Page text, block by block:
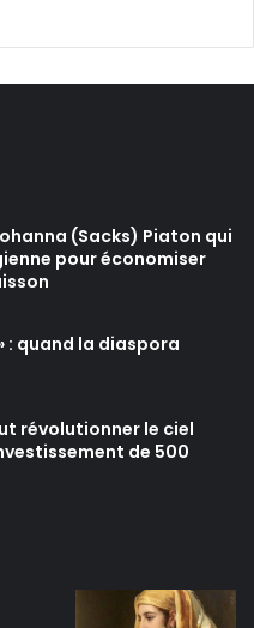
(Sacks) Piaton qui
pour économiser
: quand la diaspora
révolutionner le ciel
de 500